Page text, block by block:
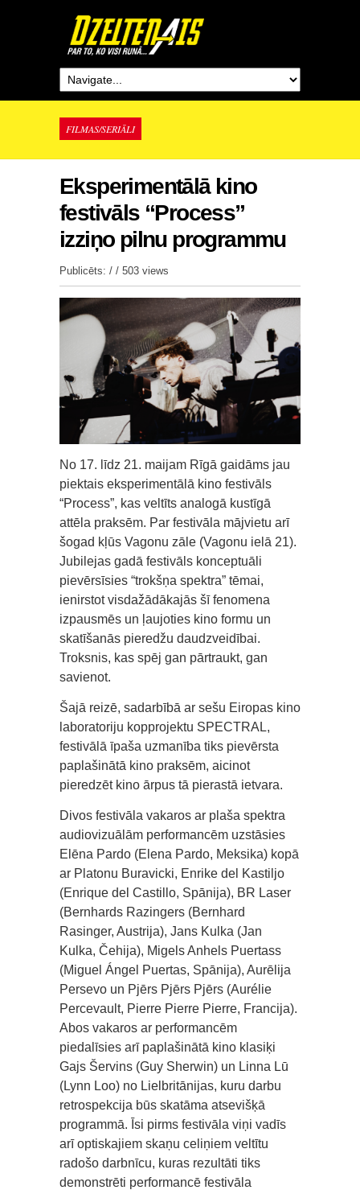
FILMAS/SERIĀLI
Eksperimentālā kino
festivāls “Process”
izziņo pilnu programmu
Publicēts: / / 503 views
No 17. līdz 21. maijam Rīgā gaidāms jau
piektais eksperimentālā kino festivāls
“Process”, kas veltīts analogā kustīgā
attēla praksēm. Par festivāla mājvietu arī
šogad kļūs Vagonu zāle (Vagonu ielā 21).
Jubilejas gadā festivāls konceptuāli
pievērsīsies “trokšņa spektra” tēmai,
ienirstot visdažādākajās šī fenomena
izpausmēs un ļaujoties kino formu un
skatīšanās pieredžu daudzveidībai.
Troksnis, kas spēj gan pārtraukt, gan
savienot.
Šajā reizē, sadarbībā ar sešu Eiropas kino
laboratoriju kopprojektu SPECTRAL,
festivālā īpaša uzmanība tiks pievērsta
paplašinātā kino praksēm, aicinot
pieredzēt kino ārpus tā pierastā ietvara.
Divos festivāla vakaros ar plaša spektra
audiovizuālām performancēm uzstāsies
Elēna Pardo (Elena Pardo, Meksika) kopā
ar Platonu Buravicki, Enrike del Kastiljo
(Enrique del Castillo, Spānija), BR Laser
(Bernhards Razingers (Bernhard
Rasinger, Austrija), Jans Kulka (Jan
Kulka, Čehija), Migels Anhels Puertass
(Miguel Ángel Puertas, Spānija), Aurēlija
Persevo un Pjērs Pjērs Pjērs (Aurélie
Percevault, Pierre Pierre Pierre, Francija).
Abos vakaros ar performancēm
piedalīsies arī paplašinātā kino klasiķi
Gajs Šervins (Guy Sherwin) un Linna Lū
(Lynn Loo) no Lielbritānijas, kuru darbu
retrospekcija būs skatāma atsevišķā
programmā. Īsi pirms festivāla viņi vadīs
arī optiskajiem skaņu celiņiem veltītu
radošo darbnīcu, kuras rezultāti tiks
demonstrēti performancē festivāla